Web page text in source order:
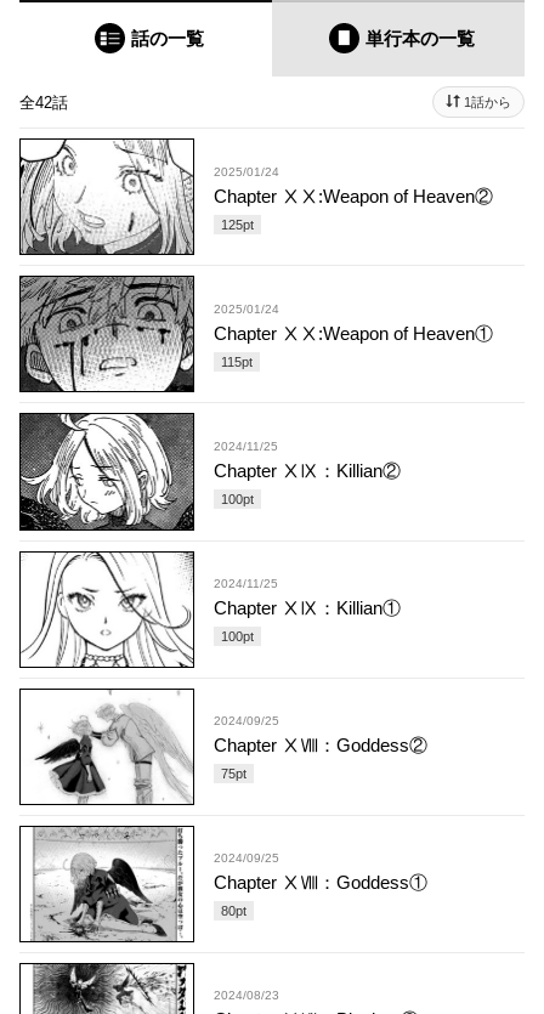
話の一覧 単行本の一覧
全42話 1話から
2025/01/24
Chapter ⅩⅩ:Weapon of Heaven②
125pt
2025/01/24
Chapter ⅩⅩ:Weapon of Heaven①
115pt
2024/11/25
Chapter ⅩⅨ：Killian②
100pt
2024/11/25
Chapter ⅩⅨ：Killian①
100pt
2024/09/25
Chapter ⅩⅧ：Goddess②
75pt
2024/09/25
Chapter ⅩⅧ：Goddess①
80pt
2024/08/23